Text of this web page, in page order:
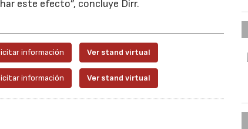
este efecto”, concluye Dirr.
información Ver stand virtual
información Ver stand virtual